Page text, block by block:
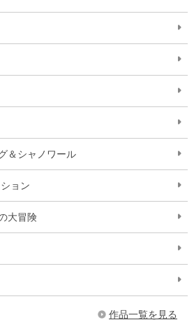
＆シャノワール
ョン
大冒険
作品一覧を見る